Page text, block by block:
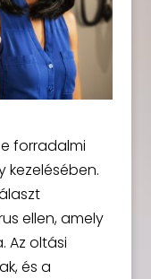
forradalmi
ellen, amely
Az oltási
és a